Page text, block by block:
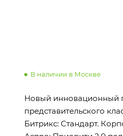
В наличии в Москве
Новый инновационный
представительского
Битрикс: Стандарт.